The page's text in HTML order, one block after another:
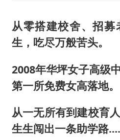
从零搭建校舍、招
生，吃尽万般苦头。
2008年华坪女子高级
第一所免费女高落地。
从一无所有到建校育
生生闯出一条助学路